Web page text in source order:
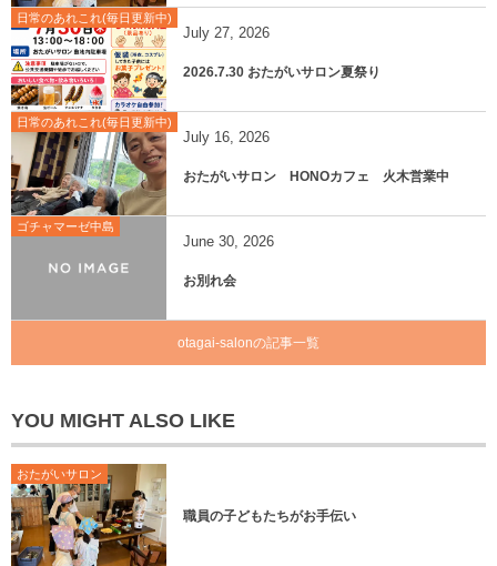
日常のあれこれ(毎日更新中)
July 27, 2026
2026.7.30 おたがいサロン夏祭り
日常のあれこれ(毎日更新中)
July 16, 2026
おたがいサロン HONOカフェ 火木営業中
ゴチャマーゼ中島
June 30, 2026
お別れ会
otagai-salonの記事一覧
YOU MIGHT ALSO LIKE
おたがいサロン
職員の子どもたちがお手伝い